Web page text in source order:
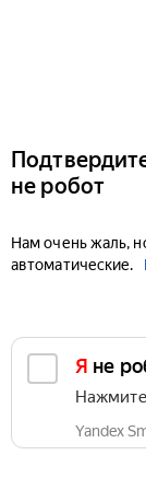
не робот
Нам очень жаль,
автоматические.
Я не
Yandex